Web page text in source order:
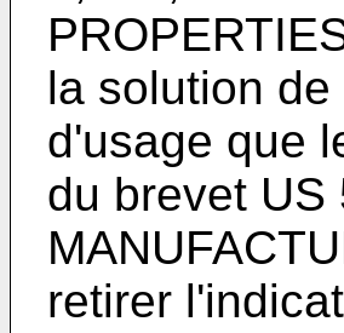
la solution
d'usage que
du brevet US
retirer